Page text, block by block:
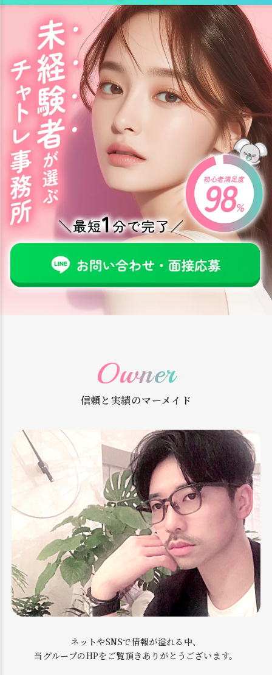
Owner
信頼と実績のマーメイド
ネットやSNSで情報が溢れる中、
当グループのHPをご覧頂きありがとうございます。